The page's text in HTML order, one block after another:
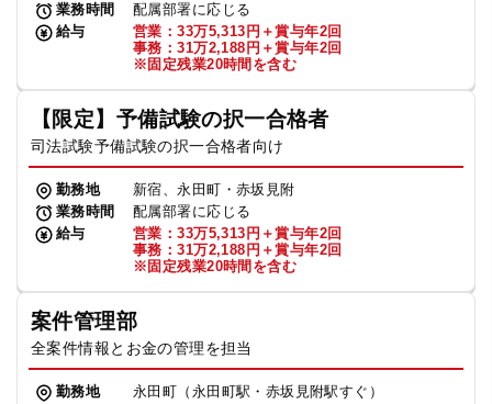
業務時間
配属部署に応じる
給与
営業：33万5,313円＋賞与年2回
事務：31万2,188円＋賞与年2回
※固定残業20時間を含む
【限定】予備試験の択一合格者
司法試験予備試験の択一合格者向け
勤務地
新宿、永田町・赤坂見附
業務時間
配属部署に応じる
給与
営業：33万5,313円＋賞与年2回
事務：31万2,188円＋賞与年2回
※固定残業20時間を含む
案件管理部
全案件情報とお金の管理を担当
勤務地
永田町（永田町駅・赤坂見附駅すぐ）